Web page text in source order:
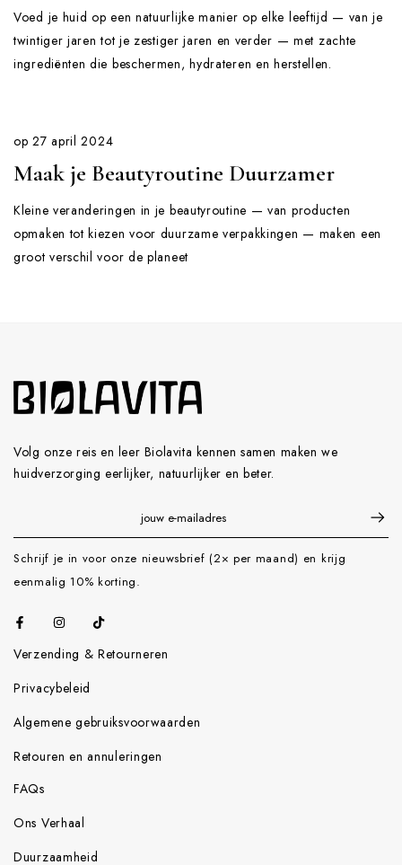
Voed je huid op een natuurlijke manier op elke leeftijd — van je
twintiger jaren tot je zestiger jaren en verder — met zachte
ingrediënten die beschermen, hydrateren en herstellen.
op27 april 2024
Maak je Beautyroutine Duurzamer
Kleine veranderingen in je beautyroutine — van producten
opmaken tot kiezen voor duurzame verpakkingen — maken een
groot verschil voor de planeet
Volg onze reis en leer Biolavita kennen samen maken we
huidverzorging eerlijker, natuurlijker en beter.
Schrijf je in voor onze nieuwsbrief (2× per maand) en krijg
eenmalig 10% korting.
Verzending & Retourneren
Privacybeleid
Algemene gebruiksvoorwaarden
Retouren en annuleringen
FAQs
Ons Verhaal
Duurzaamheid